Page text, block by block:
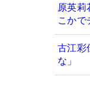
原英
こかで
古江彩
な」